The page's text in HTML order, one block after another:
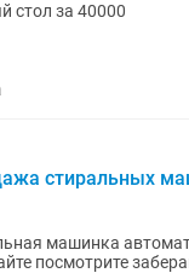
стол за 40000
стиральных
машинка автомат
посмотрите